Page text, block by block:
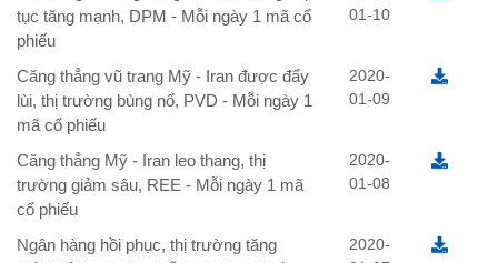
tục tăng mạnh, DPM - Mỗi ngày 1 mã cổ
phiếu
01-10
Căng thẳng vũ trang Mỹ - Iran được đẩy
lùi, thị trường bùng nổ, PVD - Mỗi ngày 1
mã cổ phiếu
2020-
01-09
Căng thẳng Mỹ - Iran leo thang, thị
trường giảm sâu, REE - Mỗi ngày 1 mã
cổ phiếu
2020-
01-08
Ngân hàng hồi phục, thị trường tăng
2020-